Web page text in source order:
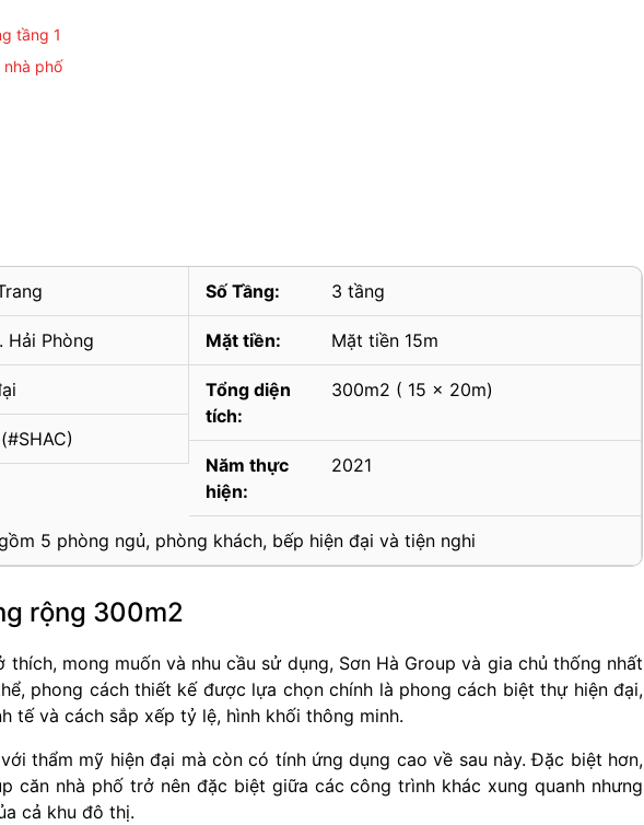
tầng 1
phố
Hải Phòng
Số Tầng: 3 tầng
Mặt tiền: Mặt tiền 15m
Tổng diện
tích:
300m2 ( 15 x 20m)
Năm thực
hiện:
2021
5 phòng ngủ, phòng khách, bếp hiện đại và tiện nghi
rộng 300m2
mong muốn và nhu cầu sử dụng, Sơn Hà Group và gia chủ thống nhất
phong cách thiết kế được lựa chọn chính là phong cách biệt thự hiện đại,
tế và cách sắp xếp tỷ lệ, hình khối thông minh.
thẩm mỹ hiện đại mà còn có tính ứng dụng cao về sau này. Đặc biệt hơn,
căn nhà phố trở nên đặc biệt giữa các công trình khác xung quanh nhưng
cả khu đô thị.